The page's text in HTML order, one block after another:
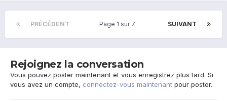
PRÉCÉDENT SUIVANT
Page 1 sur 7
Rejoignez la conversation
Vous pouvez poster maintenant et vous enregistrez plus tard. Si
vous avez un compte, connectez-vous maintenant pour poster.